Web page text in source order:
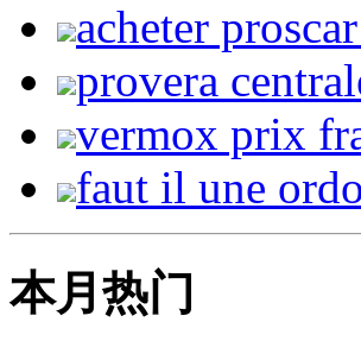
acheter
provera
vermox prix
faut il une
本月热门